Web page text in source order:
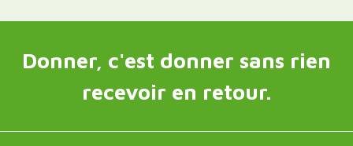
Donner, c'est donner sans rien
recevoir en retour.